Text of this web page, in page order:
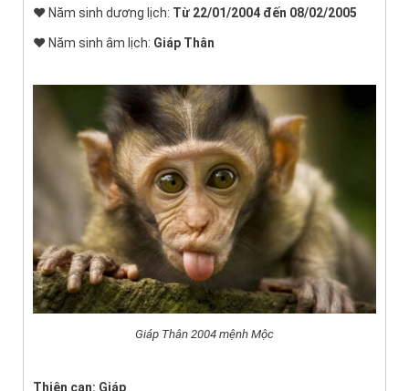
♥ Năm sinh dương lịch: Từ 22/01/2004 đến 08/02/2005
♥ Năm sinh âm lịch: Giáp Thân
Giáp Thân 2004 mệnh Mộc
Thiên can: Giáp